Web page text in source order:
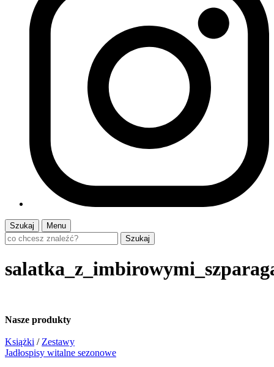
Szukaj
Menu
Szukaj
Nasze produkty
Książki / Zestawy
Jadłospisy witalne sezonowe